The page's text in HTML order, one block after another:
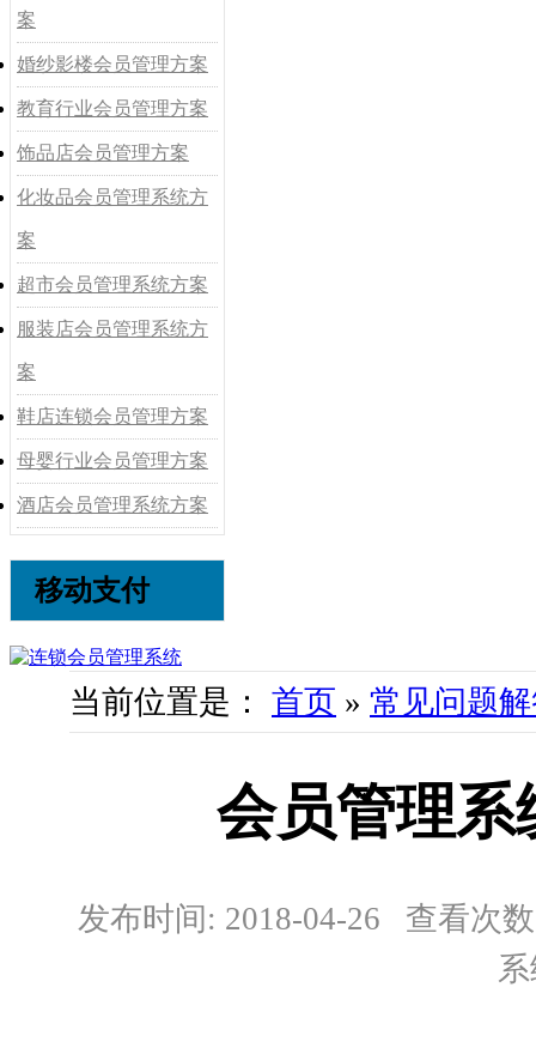
案
婚纱影楼会员管理方案
教育行业会员管理方案
饰品店会员管理方案
化妆品会员管理系统方
案
超市会员管理系统方案
服装店会员管理系统方
案
鞋店连锁会员管理方案
母婴行业会员管理方案
酒店会员管理系统方案
移动支付
当前位置是： 首页 » 常见问题
会员管理系
发布时间: 2018-04-26 查看次